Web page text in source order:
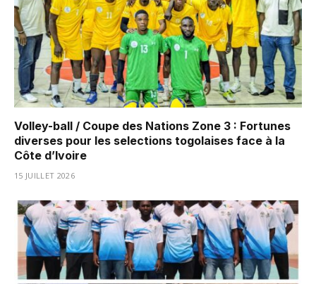
Volley-ball / Coupe des Nations Zone 3 : Fortunes
diverses pour les selections togolaises face à la
Côte d’Ivoire
15 JUILLET 2026